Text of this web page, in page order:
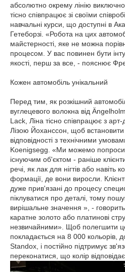
абсолютно окрему лінію
тісно співпрацює зі своїми
навчальні курси, що доступні в
Гетеборзі. «Робота на цих
майстерності, яке не можна
процесом. У вас повинен бути
якості, перш за все, - пояснює
Кожен автомобіль унікальний
Перед тим, як розкішний
вуглецевого волокна від Ängelholm,
Lack, Ліна тісно співпрацює з
Лізою Йоханссон, щоб встановити
відповідності з технічними
Koenigsegg. «Ми можемо
існуючим об'єктом - раніше
речі, як лак для нігтів або навіть
формації, де вони виросли.
дуже прив'язані до процесу
піклуватися про деталі, тому
вирішальне значення », -
каратне золото або платинові
незвичайними». Щоб полегшити
покладається на 8 000 кольорів,
Standox, і постійно підтримує
переконатися, що колір